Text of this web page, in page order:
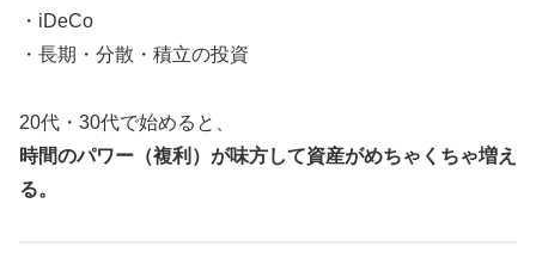
・iDeCo
・長期・分散・積立の投資
20代・30代で始めると、
時間のパワー（複利）が味方して資産がめちゃくちゃ増え
る。